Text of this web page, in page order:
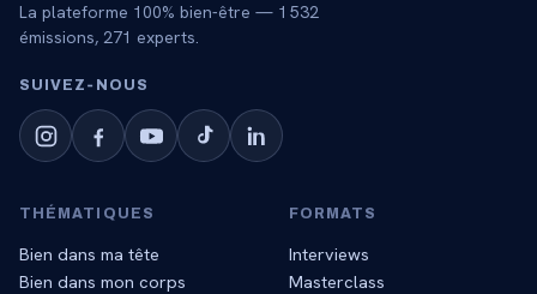
La plateforme 100% bien-être — 1 532
émissions, 271 experts.
SUIVEZ‑NOUS
THÉMATIQUES
Bien dans ma tête
Bien dans mon corps
FORMATS
Interviews
Masterclass